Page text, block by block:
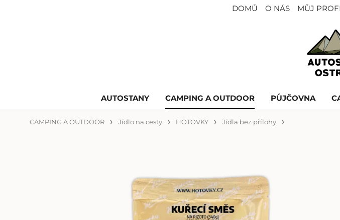
DOMŮ O NÁS MŮJ
AUTOSTANY CAMPING A OUTDOOR PŮJČOVNA
CAMPING A OUTDOOR Jídlo na cesty HOTOVKY Jídla bez přílohy